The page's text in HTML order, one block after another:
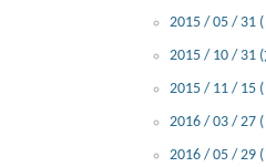
2015 / 05 / 31
2015 / 10 / 31
2015 / 11 / 15
2016 / 03 / 27
2016 / 05 / 29